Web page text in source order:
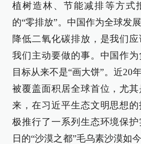
植树造林、节能减排等方式
的“零排放”。中国作为全球发
降低二氧化碳排放，是我们
我们主动要做的事。中国作
目标从来不是“画大饼”。近20
被覆盖面积居全球首位，尤
来，在习近平生态文明思想
极推行了一系列生态环境保
日的“沙漠之都”毛乌素沙漠如